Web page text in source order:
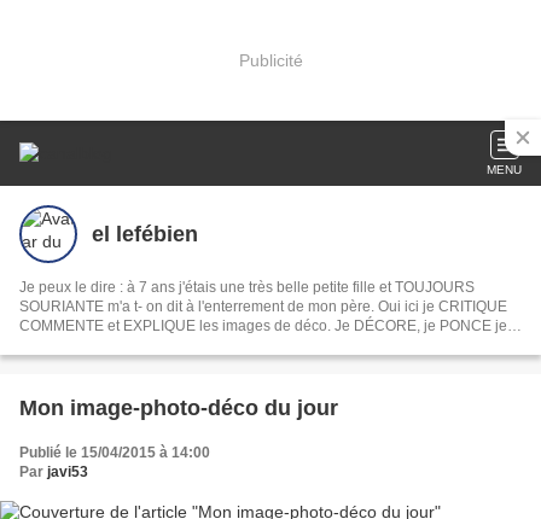
Publicité
MENU
el lefébien
Je peux le dire : à 7 ans j'étais une très belle petite fille et TOUJOURS
SOURIANTE m'a t- on dit à l'enterrement de mon père. Oui ici je CRITIQUE
COMMENTE et EXPLIQUE les images de déco. Je DÉCORE, je PONCE je
jour les films et les séries . En fait je PAPOTE comme devant un apéro. Ah
Mon image-photo-déco du jour
Publié le 15/04/2015 à 14:00
Par javi53